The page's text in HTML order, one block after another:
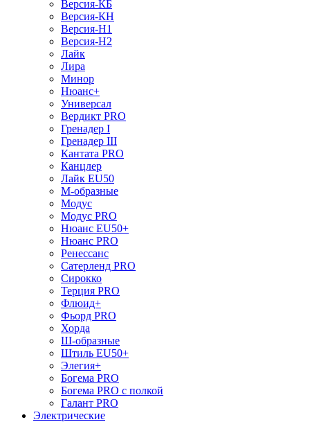
Версия-КБ
Версия-КН
Версия-Н1
Версия-Н2
Лайк
Лира
Минор
Нюанс+
Универсал
Вердикт PRO
Гренадер I
Гренадер III
Кантата PRO
Канцлер
Лайк EU50
М-образные
Модус
Модус PRO
Нюанс EU50+
Нюанс PRO
Ренессанс
Сатерленд PRO
Сирокко
Терция PRO
Флюид+
Фьорд PRO
Хорда
Ш-образные
Штиль EU50+
Элегия+
Богема PRO
Богема PRO с полкой
Галант PRO
Электрические